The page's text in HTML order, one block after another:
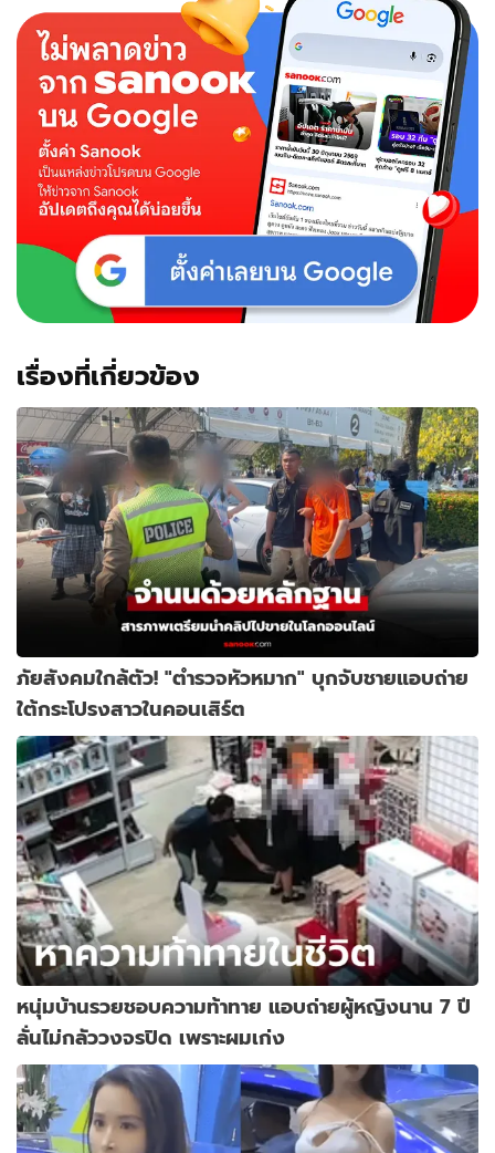
เรื่องที่เกี่ยวข้อง
ภัยสังคมใกล้ตัว! "ตำรวจหัวหมาก" บุกจับชายแอบถ่าย
ใต้กระโปรงสาวในคอนเสิร์ต
หนุ่มบ้านรวยชอบความท้าทาย แอบถ่ายผู้หญิงนาน 7 ปี
ลั่นไม่กลัววงจรปิด เพราะผมเก่ง